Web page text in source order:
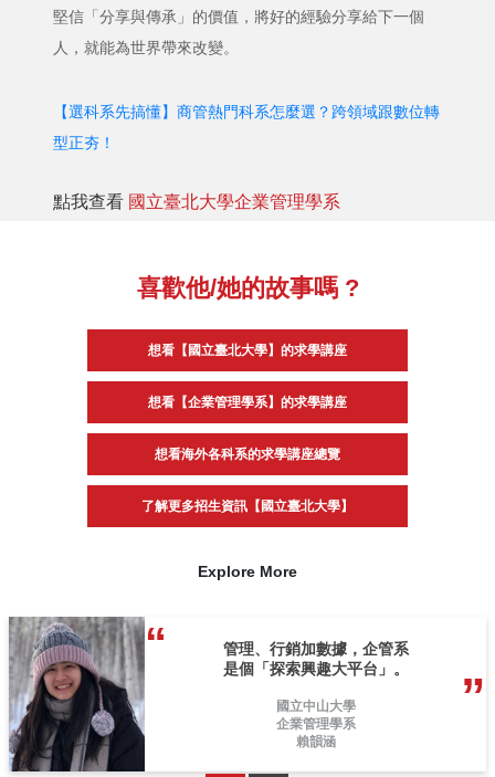
堅信「分享與傳承」的價值，將好的經驗分享給下一個
人，就能為世界帶來改變。
【選科系先搞懂】商管熱門科系怎麼選？跨領域跟數位轉
型正夯！
點我查看 國立臺北大學企業管理學系
喜歡他/她的故事嗎 ?
想看【國立臺北大學】的求學講座
想看【企業管理學系】的求學講座
想看海外各科系的求學講座總覽
了解更多招生資訊【國立臺北大學】
Explore More
管理、行銷加數據，企管系
是個「探索興趣大平台」。
國立中山大學
企業管理學系
賴韻涵